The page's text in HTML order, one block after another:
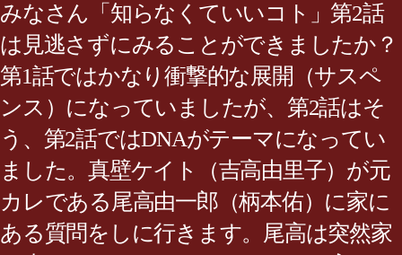
みなさん「知らなくていいコト」第2話
は見逃さずにみることができましたか？
第1話ではかなり衝撃的な展開（サスペ
ンス）になっていましたが、第2話はそ
う、第2話ではDNAがテーマになってい
ました。真壁ケイト（吉高由里子）が元
カレである尾高由一郎（柄本佑）に家に
ある質問をしに行きます。尾高は突然家